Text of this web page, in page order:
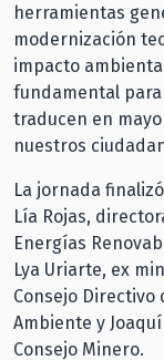
herramientas
modernización
impacto
fundamental
traducen en
nuestros
La jornada
Lía Rojas,
Energías
Lya Uriarte, ex
Consejo Directivo
Ambiente y
Consejo Minero.